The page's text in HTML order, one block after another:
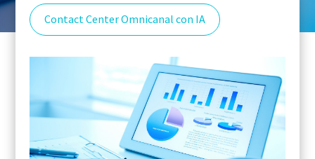
Contact Center Omnicanal con IA